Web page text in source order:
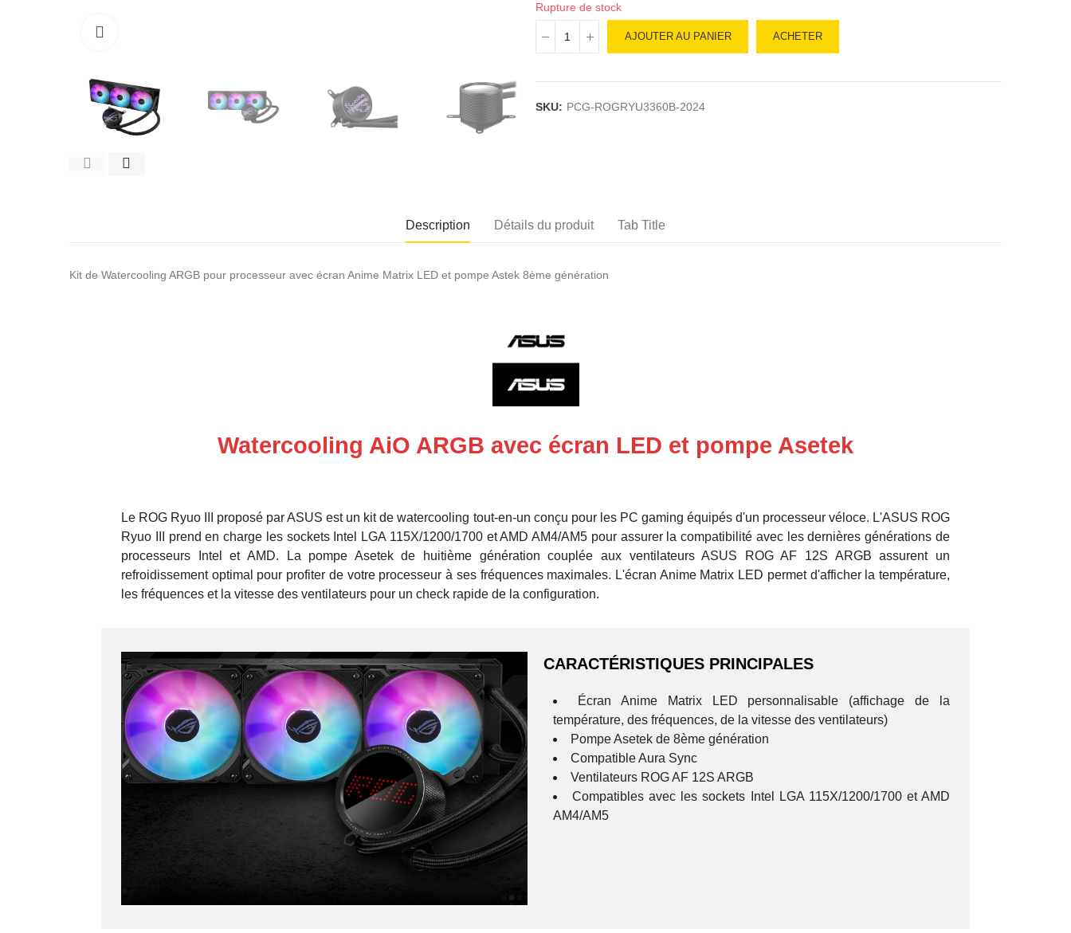
Rupture de stock
AJOUTER AU PANIER ACHETER
SKU: PCG-ROGRYU3360B-2024
Description Détails du produit Tab Title
Kit de Watercooling ARGB pour processeur avec écran Anime Matrix LED et pompe Astek 8ème génération
Watercooling AiO ARGB avec écran LED et pompe Asetek
Le ROG Ryuo III proposé par ASUS est un kit de watercooling tout-en-un conçu pour les PC gaming équipés d'un processeur véloce. L'ASUS ROG
Ryuo III prend en charge les sockets Intel LGA 115X/1200/1700 et AMD AM4/AM5 pour assurer la compatibilité avec les dernières générations de
processeurs Intel et AMD. La pompe Asetek de huitième génération couplée aux ventilateurs ASUS ROG AF 12S ARGB assurent un
refroidissement optimal pour profiter de votre processeur à ses fréquences maximales. L'écran Anime Matrix LED permet d'afficher la température,
les fréquences et la vitesse des ventilateurs pour un check rapide de la configuration.
CARACTÉRISTIQUES PRINCIPALES
Écran Anime Matrix LED personnalisable (affichage de la
température, des fréquences, de la vitesse des ventilateurs)
Pompe Asetek de 8ème génération
Compatible Aura Sync
Ventilateurs ROG AF 12S ARGB
Compatibles avec les sockets Intel LGA 115X/1200/1700 et AMD
AM4/AM5